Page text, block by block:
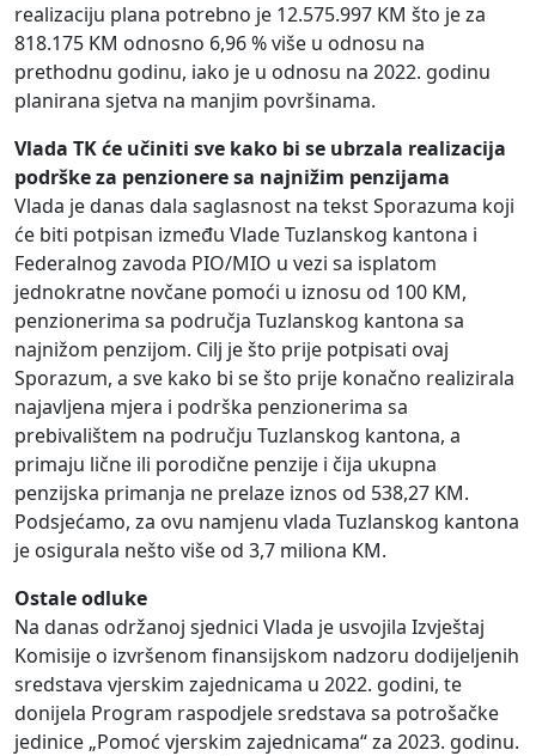
realizaciju plana potrebno je 12.575.997 KM što je za
818.175 KM odnosno 6,96 % više u odnosu na
prethodnu godinu, iako je u odnosu na 2022. godinu
planirana sjetva na manjim površinama.
Vlada TK će učiniti sve kako bi se ubrzala realizacija
podrške za penzionere sa najnižim penzijama
Vlada je danas dala saglasnost na tekst Sporazuma koji
će biti potpisan između Vlade Tuzlanskog kantona i
Federalnog zavoda PIO/MIO u vezi sa isplatom
jednokratne novčane pomoći u iznosu od 100 KM,
penzionerima sa područja Tuzlanskog kantona sa
najnižom penzijom. Cilj je što prije potpisati ovaj
Sporazum, a sve kako bi se što prije konačno realizirala
najavljena mjera i podrška penzionerima sa
prebivalištem na području Tuzlanskog kantona, a
primaju lične ili porodične penzije i čija ukupna
penzijska primanja ne prelaze iznos od 538,27 KM.
Podsjećamo, za ovu namjenu vlada Tuzlanskog kantona
je osigurala nešto više od 3,7 miliona KM.
Ostale odluke
Na danas održanoj sjednici Vlada je usvojila Izvještaj
Komisije o izvršenom finansijskom nadzoru dodijeljenih
sredstava vjerskim zajednicama u 2022. godini, te
donijela Program raspodjele sredstava sa potrošačke
jedinice „Pomoć vjerskim zajednicama“ za 2023. godinu.